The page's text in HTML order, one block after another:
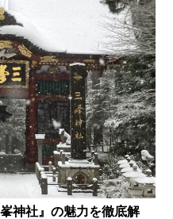
神社』の魅力を徹底解